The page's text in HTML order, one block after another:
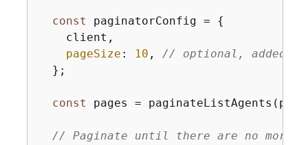
const paginatorConfig = {
    client,
pageSize : 10 , // optional, added
  };
const pages =
// Paginate until there are no more